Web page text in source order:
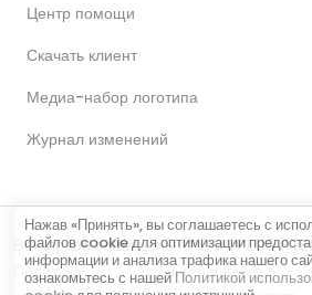
Центр помощи
Скачать клиент
Медиа-набор логотипа
Журнал изменений
Все права защищены © DUOPLUS
Политика
Соглашение о
Нажав «Принять», вы соглашаетесь с
файлов cookie для оптимизации
информации и анализа трафика нашего
ознакомьтесь с нашей Политикой